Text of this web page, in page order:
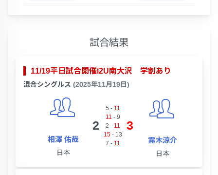
試合結果
11/19平日試合開催i2U南大沢 学割あり
混合シングルス (2025年11月19日)
相澤 佑哉
日本
2
5 - 11
11 - 9
2 - 11
15- 13
7 - 11
3
露木涼介
日本